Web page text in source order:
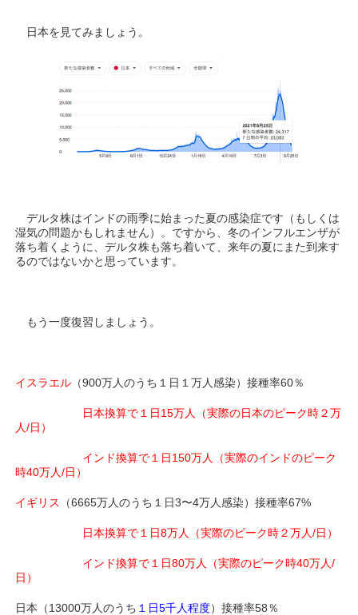
日本を見てみましょう。
デルタ株はインドの雨季に始まった夏の感染症です（もしくは
湿気の問題かもしれません）。ですから、冬のインフルエンザが
落ち着くように、デルタ株も落ち着いて、来年の夏にまた到来す
るのではないかと思っています。
もう一度復習しましょう。
イスラエル （900万人のうち１日１万人感染）接種率60％
日本換算で１日15万人（実際の日本のピーク時２万
人/日）
インド換算で１日150万人（実際のインドのピーク
時40万人/日）
イギリス （6665万人のうち１日3〜4万人感染）接種率67%
日本換算で１日8万人（実際のピーク時２万人/日）
インド換算で１日80万人（実際のピーク時40万人/
日）
日本（13000万人のうち １日5千人程度）接種率58％